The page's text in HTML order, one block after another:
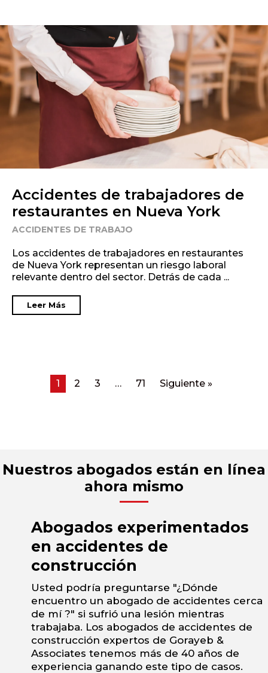
Accidentes de trabajadores de
restaurantes en Nueva York
ACCIDENTES DE TRABAJO
Los accidentes de trabajadores en restaurantes
de Nueva York representan un riesgo laboral
relevante dentro del sector. Detrás de cada ...
Leer Más
1 2 3 … 71 Siguiente »
Nuestros abogados están en línea
ahora mismo
Abogados experimentados
en accidentes de
construcción
Usted podría preguntarse "¿Dónde
encuentro un abogado de accidentes cerca
de mí ?" si sufrió una lesión mientras
trabajaba. Los abogados de accidentes de
construcción expertos de Gorayeb &
Associates tenemos más de 40 años de
experiencia ganando este tipo de casos.